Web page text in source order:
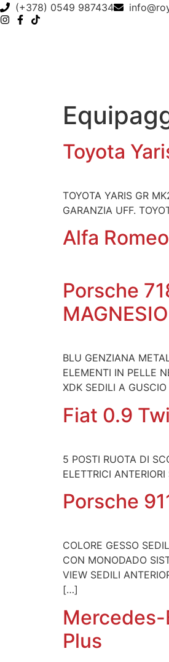
(+378) 0549 987434
Toyota
TOYOTA YARIS GR
GARANZIA UFF.
Alfa
Porsche
MAGNESIO
BLU GENZIANA
ELEMENTI IN PELLE
XDK SEDILI A
Fiat 0.9
5 POSTI RUOTA DI
ELETTRICI
Porsche
COLORE GESSO
CON MONODADO
VIEW SEDILI
[…]
Mercedes-
Plus